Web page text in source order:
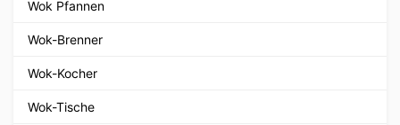
Wok Pfannen
Wok-Brenner
Wok-Kocher
Wok-Tische